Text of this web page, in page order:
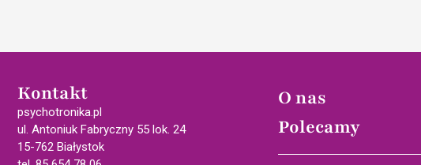
Kontakt
psychotronika.pl
ul. Antoniuk Fabryczny 55 lok. 24
15-762 Białystok
O nas
Polecamy